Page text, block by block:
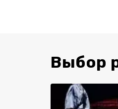
Выбор